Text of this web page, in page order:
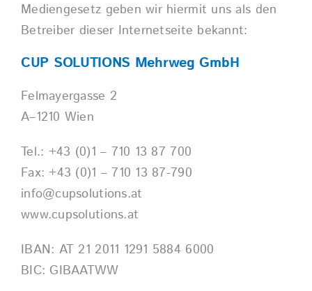
Mediengesetz geben wir hiermit uns als den
Betreiber dieser Internetseite bekannt:
CUP SOLUTIONS Mehrweg GmbH
Felmayergasse 2
A–1210 Wien
Tel.: +43 (0)1 – 710 13 87 700
Fax: +43 (0)1 – 710 13 87-790
info@cupsolutions.at
www.cupsolutions.at
IBAN: AT 21 2011 1291 5884 6000
BIC: GIBAATWW